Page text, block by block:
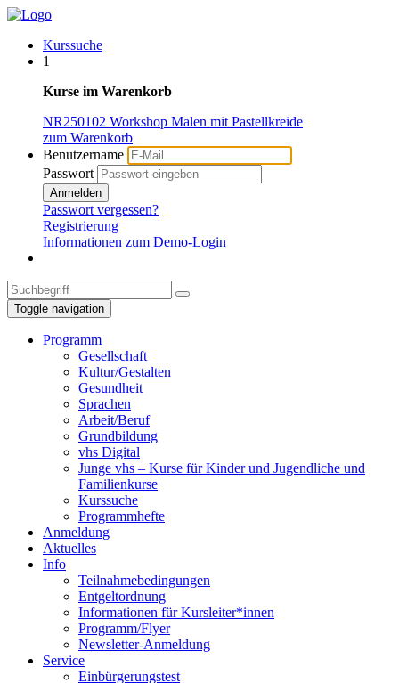
Kurssuche
1
Kurse im Warenkorb
NR250102 Workshop Malen mit Pastellkreide
zum Warenkorb
Benutzername
Passwort
Anmelden
Passwort vergessen?
Registrierung
Informationen zum Demo-Login
Toggle navigation
Programm
Gesellschaft
Kultur/Gestalten
Gesundheit
Sprachen
Arbeit/Beruf
Grundbildung
vhs Digital
Junge vhs – Kurse für Kinder und Jugendliche und
Familienkurse
Kurssuche
Programmhefte
Anmeldung
Aktuelles
Info
Teilnahmebedingungen
Entgeltordnung
Informationen für Kursleiter*innen
Programm/Flyer
Newsletter-Anmeldung
Service
Einbürgerungstest